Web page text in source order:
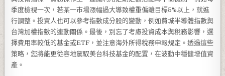
季度檢視一次，若某一市場漲幅過大導致權重偏離目標5%以上，就進
行調整。投資人也可以參考指數成分股的變動，例如費城半導體指數與
台灣加權指數的連動關係。最後，別忘了考慮投資成本與稅務影響，選
擇費用率較低的基金或ETF，並注意海外所得稅務申報規定。透過這些
策略，您將能更從容地駕馭美台科技基金的配置，在波動中穩健增值資
產。